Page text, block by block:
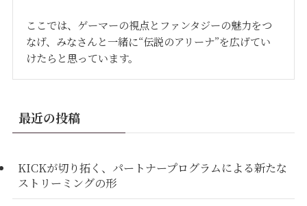
ここでは、ゲーマーの視点とファンタジーの魅力をつ
なげ、みなさんと一緒に“伝説のアリーナ”を広げてい
けたらと思っています。
最近の投稿
KICKが切り拓く、パートナープログラムによる新たな
ストリーミングの形